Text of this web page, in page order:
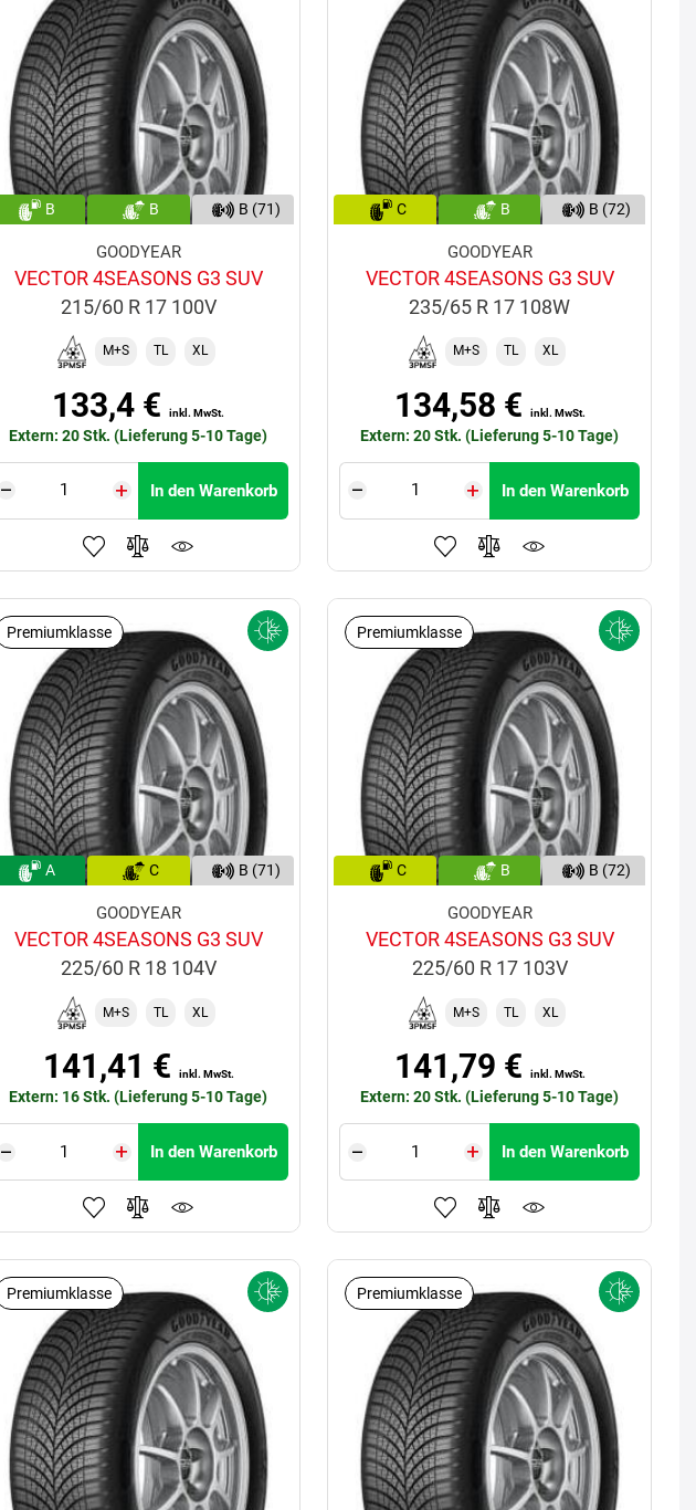
B B B (71)
GOODYEAR
VECTOR 4SEASONS G3 SUV
215/60 R 17 100V
M+S TL XL
133,4 €inkl. MwSt.
Extern: 20 Stk. (Lieferung 5-10 Tage)
In den Warenkorb
C B B (72)
GOODYEAR
VECTOR 4SEASONS G3 SUV
235/65 R 17 108W
M+S TL XL
134,58 € inkl. MwSt.
Extern: 20 Stk. (Lieferung 5-10 Tage)
In den Warenkorb
Premiumklasse
A C B (71)
GOODYEAR
VECTOR 4SEASONS G3 SUV
225/60 R 18 104V
M+S TL XL
141,41 € inkl. MwSt.
Extern: 16 Stk. (Lieferung 5-10 Tage)
In den Warenkorb
Premiumklasse
C B B (72)
GOODYEAR
VECTOR 4SEASONS G3 SUV
225/60 R 17 103V
M+S TL XL
141,79 € inkl. MwSt.
Extern: 20 Stk. (Lieferung 5-10 Tage)
In den Warenkorb
Premiumklasse Premiumklasse